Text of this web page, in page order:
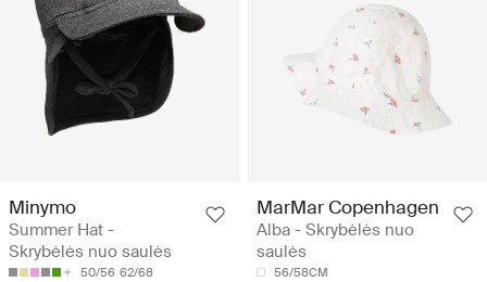
Minymo
Summer Hat -
Skrybėlės nuo saulės
50/56 62/68
MarMar Copenhagen
Alba - Skrybėlės nuo
saulės
56/58CM